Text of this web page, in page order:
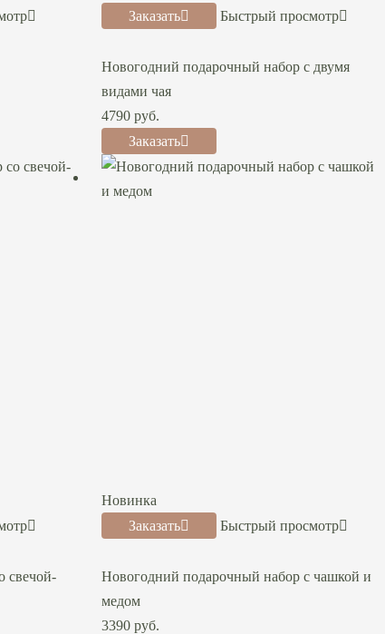
Заказать
Быстрый просмотр
Новогодний подарочный набор с двумя
видами чая
4790руб.
Заказать
свечой-
Новинка
Заказать
Быстрый просмотр
Новогодний подарочный набор с чашкой и
медом
3390руб.